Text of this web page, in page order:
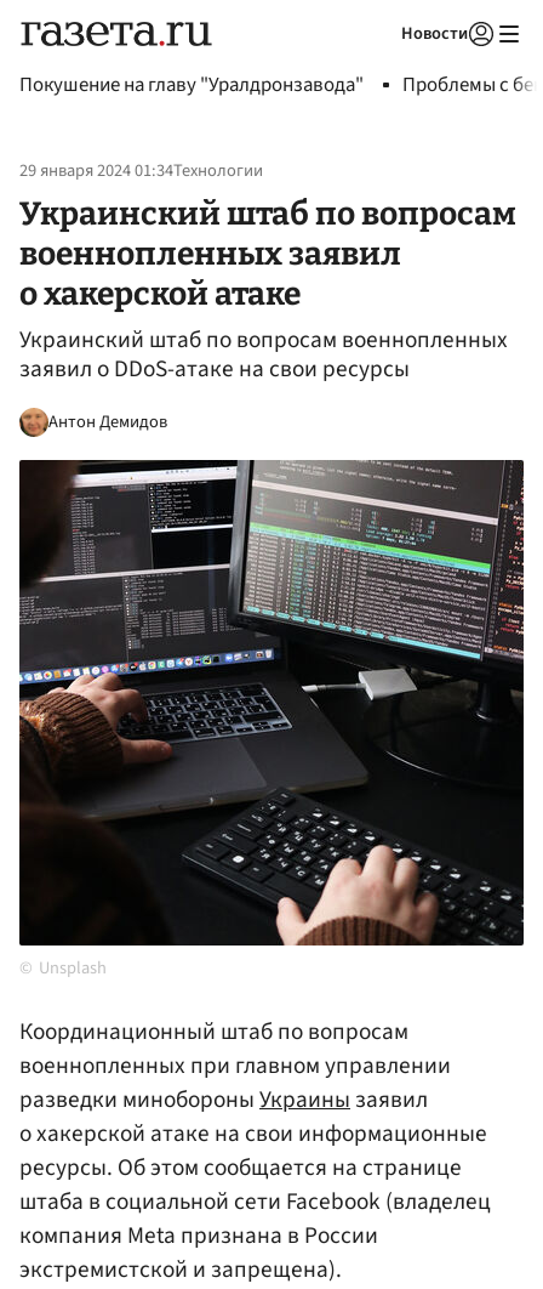
Новости
Покушение на главу "Уралдронзавода" Проблемы с
29 января 2024 01:34Технологии
Украинский штаб по вопросам
военнопленных заявил
о хакерской атаке
Украинский штаб по вопросам военнопленных
заявил о DDoS-атаке на свои ресурсы
Антон Демидов
Unsplash
Координационный штаб по вопросам
военнопленных при главном управлении
разведки минобороныУкраинызаявил
о хакерской атаке на свои информационные
ресурсы. Об этом сообщается на странице
штаба в социальной сети Facebook (владелец
компания Meta признана в России
экстремистской и запрещена).